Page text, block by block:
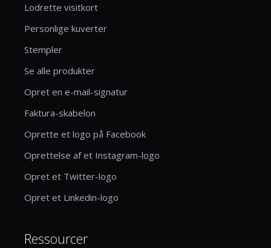
Lodrette visitkort
Personlige kuverter
Stempler
Se alle produkter
Opret en e-mail-signatur
Faktura-skabelon
Oprette et logo på Facebook
Oprettelse af et Instagram-logo
Opret et Twitter-logo
Opret et Linkedin-logo
Ressourcer